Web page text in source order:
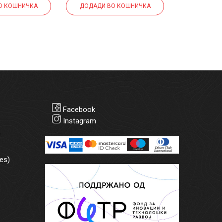
КОШНИЧКА ДОДАДИ ВО КОШНИЧКА
Facebook
Instagram